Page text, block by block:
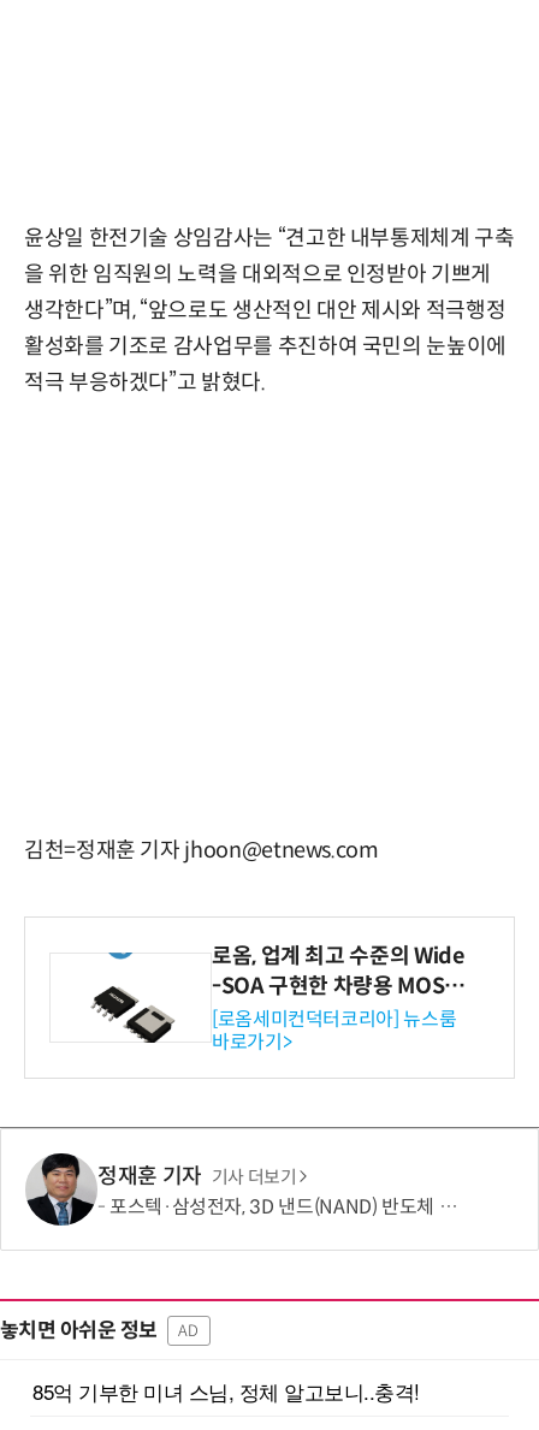
윤상일 한전기술 상임감사는 “견고한 내부통제체계 구축
을 위한 임직원의 노력을 대외적으로 인정받아 기쁘게
생각한다”며, “앞으로도 생산적인 대안 제시와 적극행정
활성화를 기조로 감사업무를 추진하여 국민의 눈높이에
적극 부응하겠다”고 밝혔다.
김천=정재훈 기자 jhoon@etnews.com
로옴, 업계 최고 수준의 Wide
-SOA 구현한 차량용 MOSF
ET 개발
[로옴세미컨덕터코리아] 뉴스룸
바로가기>
정재훈 기자 기사 더보기
포스텍·삼성전자, 3D 낸드(NAND) 반도체 한계 넘는 기술 개발
놓치면 아쉬운 정보 AD